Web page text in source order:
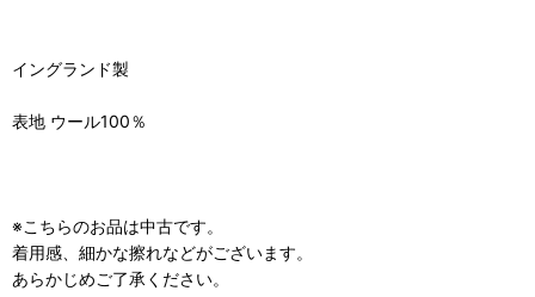
イングランド製
表地 ウール100％
※こちらのお品は中古です。
着用感、細かな擦れなどがございます。
あらかじめご了承ください。